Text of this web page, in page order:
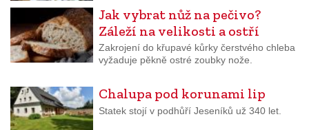
Jak vybrat nůž na pečivo?
Záleží na velikosti a ostří
Zakrojení do křupavé kůrky čerstvého chleba
vyžaduje pěkně ostré zoubky nože.
Chalupa pod korunami lip
Statek stojí v podhůří Jeseníků už 340 let.